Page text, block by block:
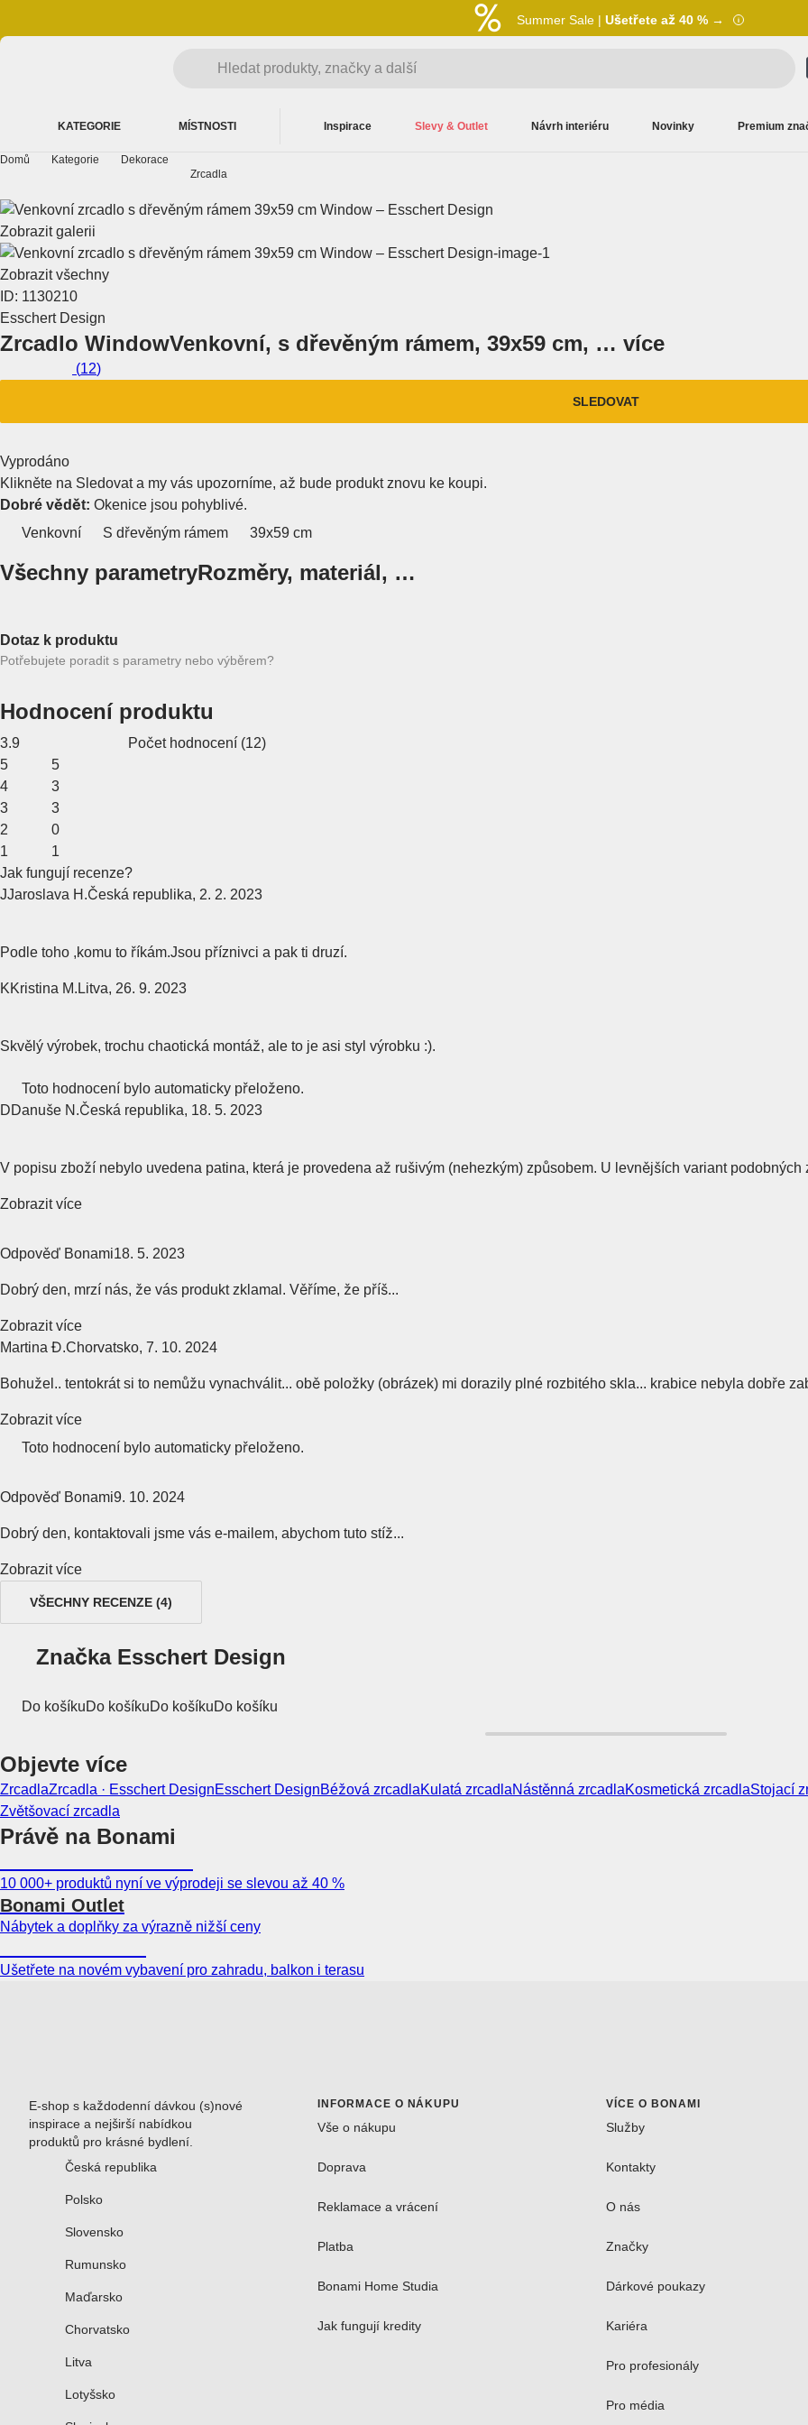
Summer Sale | Ušetřete až 40 % →
KATEGORIE MÍSTNOSTI Inspirace Slevy & Outlet Návrh interiéru Novinky Premium
Domů Kategorie
Dekorace
Zrcadla
Zobrazit galerii
Zobrazit všechny
ID: 1130210
Esschert Design
Zrcadlo WindowVenkovní, s dřevěným rámem, 39x59 cm, … více
(12)
SLEDOVAT
Vyprodáno
Klikněte na Sledovat a my vás upozorníme, až bude produkt znovu ke koupi.
Dobré vědět: Okenice jsou pohyblivé.
Venkovní
S dřevěným rámem 39x59 cm
Všechny parametryRozměry, materiál, …
Dotaz k produktu
Potřebujete poradit s parametry nebo výběrem?
Hodnocení produktu
3.9 Počet hodnocení (12)
5
5
4
3
3
3
2
0
1
1
Jak fungují recenze?
JJaroslava H.Česká republika, 2. 2. 2023
Podle toho ,komu to říkám.Jsou příznivci a pak ti druzí.
KKristina M. Litva, 26. 9. 2023
Skvělý výrobek, trochu chaotická montáž, ale to je asi styl výrobku :).
Toto hodnocení bylo automaticky přeloženo.
DDanuše N.Česká republika, 18. 5. 2023
V popisu zboží nebylo uvedena patina, která je provedena až rušivým (nehezkým) způsobem. U levnějších variant podobných
Zobrazit více
Odpověď Bonami18. 5. 2023
Dobrý den, mrzí nás, že vás produkt zklamal. Věříme, že příš...
Zobrazit více
Martina Đ.Chorvatsko, 7. 10. 2024
Bohužel.. tentokrát si to nemůžu vynachválit... obě položky (obrázek) mi dorazily plné rozbitého skla... krabice nebyla dobře
Zobrazit více
Toto hodnocení bylo automaticky přeloženo.
Odpověď Bonami9. 10. 2024
Dobrý den, kontaktovali jsme vás e-mailem, abychom tuto stíž...
Zobrazit více
VŠECHNY RECENZE (4)
Značka Esschert Design
Do košíkuDo košíkuDo košíkuDo košíku
Objevte více
ZrcadlaZrcadla · Esschert DesignEsschert DesignBéžová zrcadlaKulatá zrcadlaNástěnná zrcadlaKosmetická zrcadlaStojací
Zvětšovací zrcadla
Právě na Bonami
10 000+ produktů nyní ve výprodeji se slevou až 40 %
Bonami Outlet
Nábytek a doplňky za výrazně nižší ceny
Ušetřete na novém vybavení pro zahradu, balkon i terasu
E-shop s každodenní dávkou (s)nové
inspirace a nejširší nabídkou
produktů pro krásné bydlení.
Česká republika
Polsko
Slovensko
Rumunsko
Maďarsko
Chorvatsko
Litva
Lotyšsko
INFORMACE O NÁKUPU
Vše o nákupu
Doprava
Reklamace a vrácení
Platba
Bonami Home Studia
Jak fungují kredity
VÍCE O BONAMI
Služby
Kontakty
O nás
Značky
Dárkové poukazy
Kariéra
Pro profesionály
Pro média